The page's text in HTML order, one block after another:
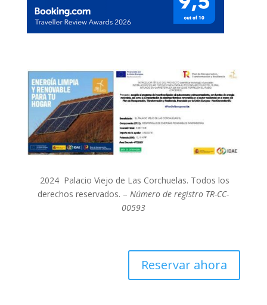
2024 Palacio Viejo de Las Corchuelas. Todos los
derechos reservados. – Número de registro TR-CC-
00593
Reservar ahora